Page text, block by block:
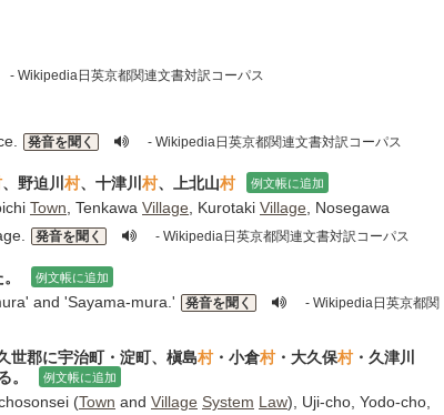
- Wikipedia日英京都関連文書対訳コーパス
発音を聞く - Wikipedia日英京都関連文書対訳コーパス
、野迫川 村、十津川 村、上北山村 例文帳に追加
Town, Tenkawa Village, Kurotaki Village, Nosegawa
発音を聞く - Wikipedia日英京都関連文書対訳コーパス
例文帳に追加
and 'Sayama-mura.' 発音を聞く
- Wikipedia日英京都関
世郡に宇治町・淀町、槇島村・小倉村・大久保村・久津川
。 例文帳に追加
(Town and Village System Law), Uji-cho, Yodo-cho,